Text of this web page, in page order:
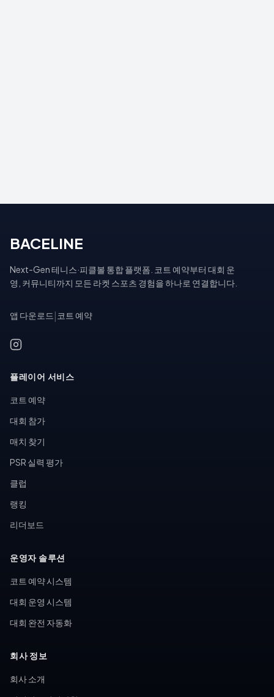
BACELINE
Next-Gen 테니스·피클볼 통합 플랫폼. 코트 예약부터 대회 운
영, 커뮤니티까지 모든 라켓 스포츠 경험을 하나로 연결합니다.
앱 다운로드 코트 예약
플레이어 서비스
코트 예약
대회 참가
매치 찾기
PSR 실력 평가
클럽
랭킹
리더보드
운영자 솔루션
코트 예약 시스템
대회 운영 시스템
대회 완전 자동화
회사 정보
회사 소개